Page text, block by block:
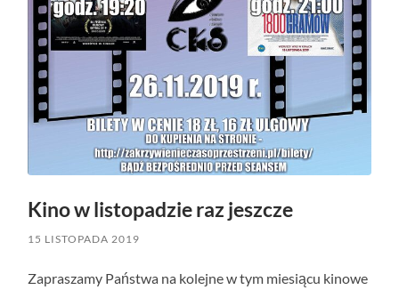
Kino w listopadzie raz jeszcze
15 LISTOPADA 2019
Zapraszamy Państwa na kolejne w tym miesiącu kinowe